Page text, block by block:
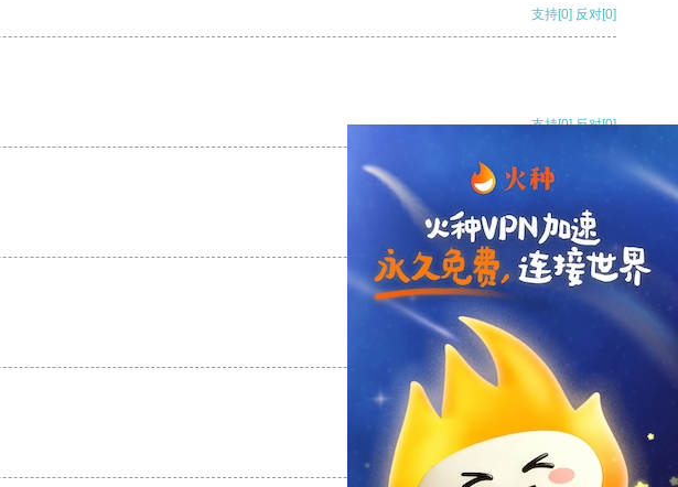
支持[0] 反对[0]
支持[0] 反对[0]
支持[0] 反对
支持
支持 反对 [0]